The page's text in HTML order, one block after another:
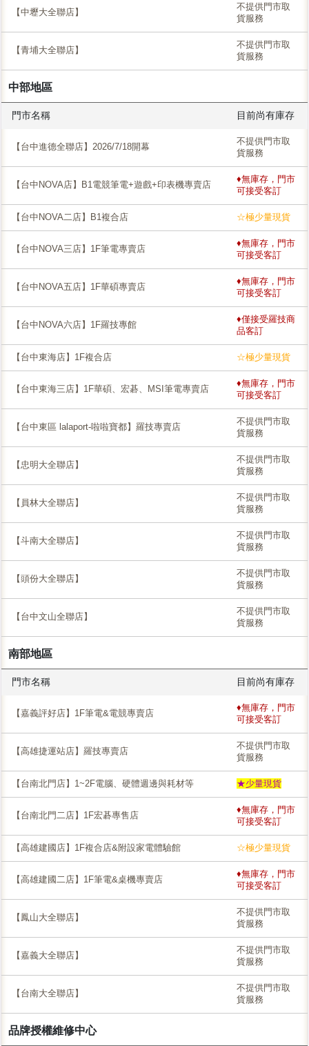
【中壢大全聯店】
不提供門市取
貨服務
【青埔大全聯店】
不提供門市取
貨服務
中部地區
門市名稱 目前尚有庫存
【台中進德全聯店】2026/7/18開幕
不提供門市取
貨服務
【台中NOVA店】B1電競筆電+遊戲+印表機專賣店
♦無庫存，門市
可接受客訂
【台中NOVA二店】B1複合店 ☆極少量現貨
【台中NOVA三店】1F筆電專賣店
♦無庫存，門市
可接受客訂
【台中NOVA五店】1F華碩專賣店
♦無庫存，門市
可接受客訂
【台中NOVA六店】1F羅技專館
♦僅接受羅技商
品客訂
【台中東海店】1F複合店 ☆極少量現貨
【台中東海三店】1F華碩、宏碁、MSI筆電專賣店
♦無庫存，門市
可接受客訂
【台中東區 lalaport-啦啦寶都】羅技專賣店
不提供門市取
貨服務
【忠明大全聯店】
不提供門市取
貨服務
【員林大全聯店】
不提供門市取
貨服務
【斗南大全聯店】
不提供門市取
貨服務
【頭份大全聯店】
不提供門市取
貨服務
【台中文山全聯店】
不提供門市取
貨服務
南部地區
門市名稱 目前尚有庫存
【嘉義評好店】1F筆電&電競專賣店
♦無庫存，門市
可接受客訂
【高雄捷運站店】羅技專賣店
不提供門市取
貨服務
【台南北門店】1~2F電腦、硬體週邊與耗材等 ★少量現貨
【台南北門二店】1F宏碁專售店
♦無庫存，門市
可接受客訂
【高雄建國店】1F複合店&附設家電體驗館 ☆極少量現貨
【高雄建國二店】1F筆電&桌機專賣店
♦無庫存，門市
可接受客訂
【鳳山大全聯店】
不提供門市取
貨服務
【嘉義大全聯店】
不提供門市取
貨服務
【台南大全聯店】
不提供門市取
貨服務
品牌授權維修中心